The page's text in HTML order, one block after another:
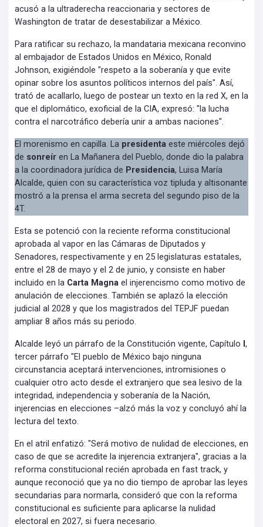
acusó a la ultraderecha reaccionaria y sectores de
Washington de tratar de desestabilizar a México.
Para ratificar su rechazo, la mandataria mexicana reconvino
al embajador de Estados Unidos en México, Ronald
Johnson, exigiéndole "respeto a la soberanía y que evite
opinar sobre los asuntos políticos internos del país". Así,
trató de acallarlo, luego de postear un texto en la red X, en la
que el diplomático, exoficial de la CIA, expresó: "la lucha
contra el narcotráfico debería unir a ambas naciones".
El morenismo en capilla. La presidenta este miércoles dejó
de sonreír en La Mañanera del Pueblo, donde dio la palabra
a la coordinadora jurídica de Presidencia, Luisa María
Alcalde, quien con su característica voz tipluda y altisonante
mostró a la prensa el arma secreta del segundo piso de la
4T.
Esta se potenció con la reciente reforma constitucional
aprobada al vapor en las Cámaras de Diputados y
Senadores, respectivamente y en 25 legislaturas estatales,
entre el 28 de mayo y el 2 de junio, y consiste en haber
incluido en la Carta Magna el injerencismo como motivo de
anulación de elecciones. También se aplazó la elección
judicial al 2028 y que los magistrados del TEPJF puedan
ampliar 8 años más su periodo.
Alcalde leyó un párrafo de la Constitución vigente, Capítulo ,
tercer párrafo "El pueblo de México bajo ninguna
circunstancia aceptará intervenciones, intromisiones o
cualquier otro acto desde el extranjero que sea lesivo de la
integridad, independencia y soberanía de la Nación,
injerencias en elecciones –alzó más la voz y concluyó ahí la
lectura del texto.
En el atril enfatizó: "Será motivo de nulidad de elecciones, en
caso de que se acredite la injerencia extranjera", gracias a la
reforma constitucional recién aprobada en fast track, y
aunque reconoció que ya no dio tiempo de aprobar las leyes
secundarias para normarla, consideró que con la reforma
constitucional es suficiente para aplicarse la nulidad
electoral en 2027, si fuera necesario.